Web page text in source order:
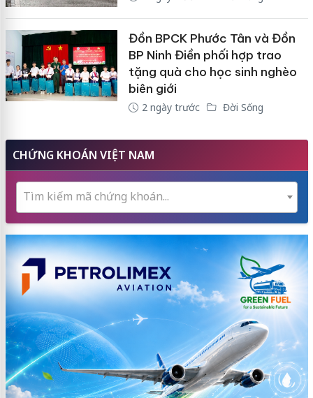
Đồn BPCK Phước Tân và Đồn
BP Ninh Điền phối hợp trao
tặng quà cho học sinh nghèo
biên giới
2 ngày trước Đời Sống
CHỨNG KHOÁN VIỆT NAM
Tìm kiếm mã chứng khoán...